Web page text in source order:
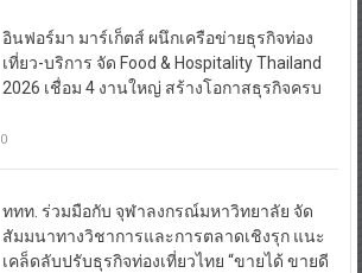
อินฟอร์มา มาร์เก็ตส์ ผนึกเครือข่ายธุรกิจท่อง
เที่ยว-บริการ จัด Food & Hospitality Thailand
2026 เชื่อม 4 งานใหญ่ สร้างโอกาสธุรกิจครบ
0
ททท. ร่วมมือกับ จุฬาลงกรณ์มหาวิทยาลัย จัด
สัมมนาทางวิชาการและการตลาดเชิงรุก แนะ
เคล็ดลับปรับธุรกิจท่องเที่ยวไทย “ขายได้ ขายดี